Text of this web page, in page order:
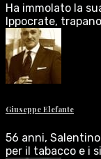
Ha immolato la
Ippocrate,
Giuseppe Elefante
56 anni,
per il tabacco e i